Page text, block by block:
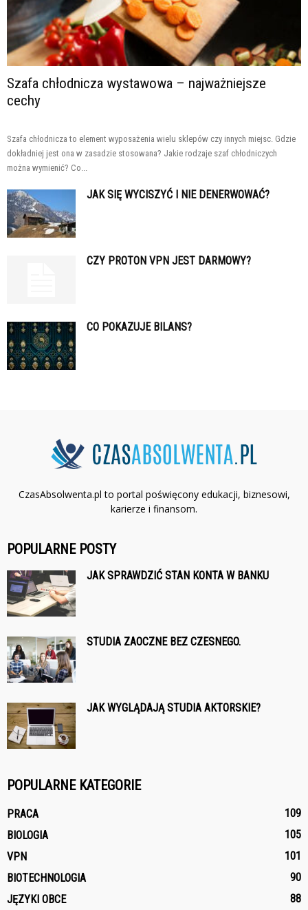
Szafa chłodnicza wystawowa – najważniejsze
cechy
Szafa chłodnicza to element wyposażenia wielu sklepów czy innych miejsc. Gdzie
dokładniej jest ona w zasadzie stosowana? Jakie rodzaje szaf chłodniczych
można wymienić? Co...
JAK SIĘ WYCISZYĆ I NIE DENERWOWAĆ?
CZY PROTON VPN JEST DARMOWY?
CO POKAZUJE BILANS?
CzasAbsolwenta.pl to portal poświęcony edukacji, biznesowi,
karierze i finansom.
POPULARNE POSTY
JAK SPRAWDZIĆ STAN KONTA W BANKU
STUDIA ZAOCZNE BEZ CZESNEGO.
JAK WYGLĄDAJĄ STUDIA AKTORSKIE?
POPULARNE KATEGORIE
PRACA
109
BIOLOGIA
105
VPN
101
BIOTECHNOLOGIA
90
JĘZYKI OBCE
88